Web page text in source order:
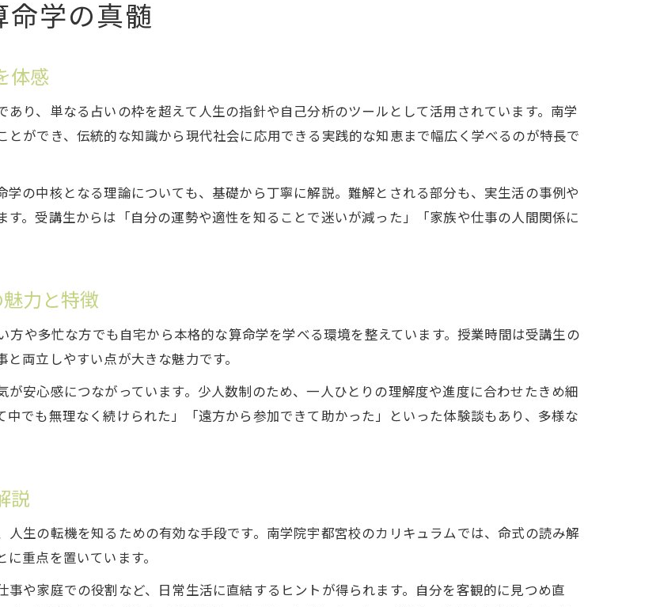
算命学と陰陽五行を体系的に学ぶメリット
教室で得られるサポートと成長のポイント
陰陽五行を本格的に体験する機会
募集で得られる体験型学習のポイント
で自己理解を飛躍的に深める
分析を進化させるオンライン学習の魅力
院宇都宮校独自の算命学カリキュラムを徹底解説
論と現代学習が融合した学びの特徴
と陰陽五行を総合的に学ぶ独自プログラム
命学の真髄
体感
り、単なる占いの枠を超えて人生の指針や自己分析のツールとして活用されています。南学
ができ、伝統的な知識から現代社会に応用できる実践的な知恵まで幅広く学べるのが特長で
の中核となる理論についても、基礎から丁寧に解説。難解とされる部分も、実生活の事例や
。受講生からは「自分の運勢や適性を知ることで迷いが減った」「家族や仕事の人間関係に
力と特徴
や多忙な方でも自宅から本格的な算命学を学べる環境を整えています。授業時間は受講生の
両立しやすい点が大きな魅力です。
安心感につながっています。少人数制のため、一人ひとりの理解度や進度に合わせたきめ細
でも無理なく続けられた」「遠方から参加できて助かった」といった体験談もあり、多様な
説
生の転機を知るための有効な手段です。南学院宇都宮校のカリキュラムでは、命式の読み解
重点を置いています。
や家庭での役割など、日常生活に直結するヒントが得られます。自分を客観的に見つめ直